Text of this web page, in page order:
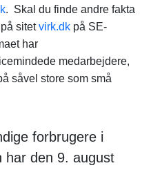
. Skal du finde andre fakta
sitetvirk.dk på SE-
har
medarbejdere,
såvel store som små
forbrugere i
har den 9. august